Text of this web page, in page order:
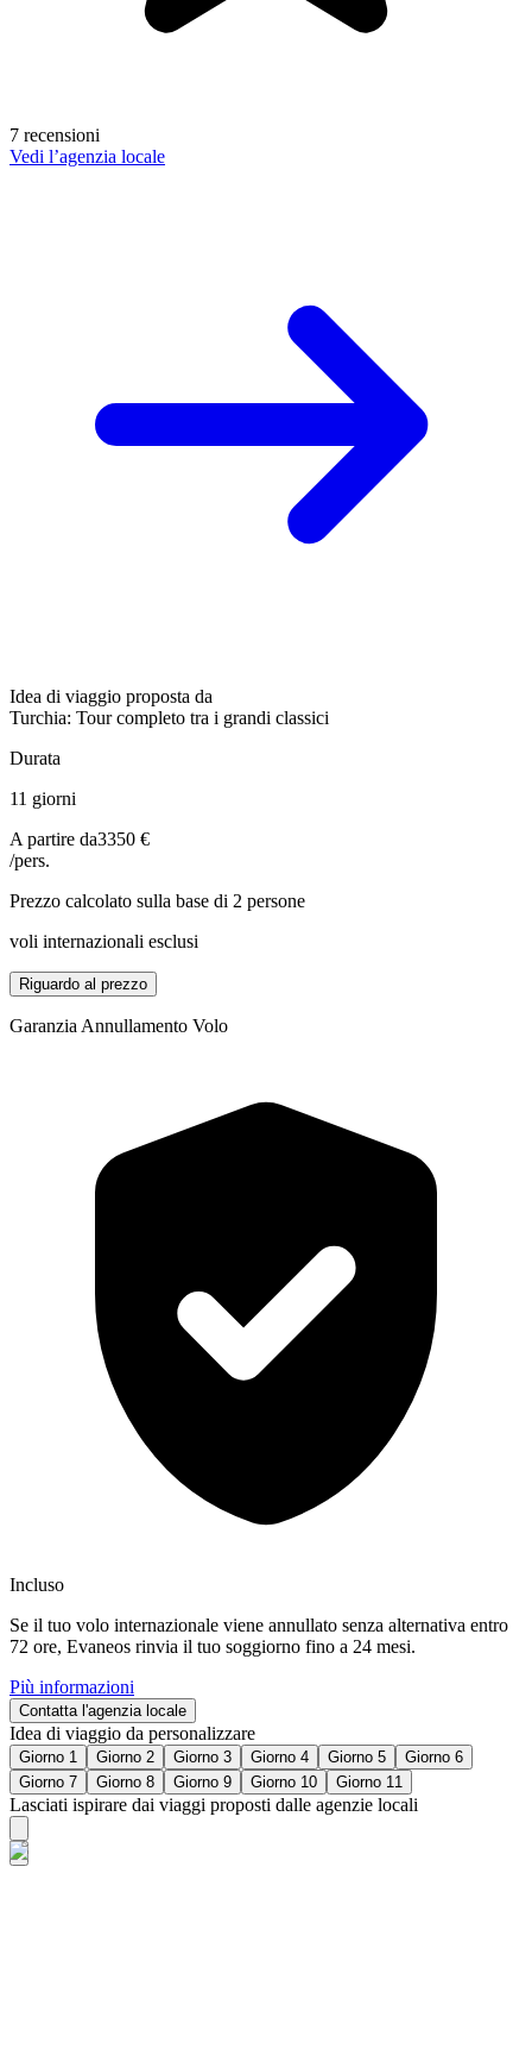
7 recensioni
Vedi l’agenzia locale
Idea di viaggio proposta da
Turchia: Tour completo tra i grandi classici
Durata
11 giorni
A partire da3350 €
/pers.
Prezzo calcolato sulla base di 2 persone
voli internazionali esclusi
Riguardo al prezzo
Garanzia Annullamento Volo
Incluso
Se il tuo volo internazionale viene annullato senza alternativa entro
72 ore, Evaneos rinvia il tuo soggiorno fino a 24 mesi.
Più informazioni
Contatta l'agenzia locale
Idea di viaggio da personalizzare
Giorno 1 Giorno 2 Giorno 3 Giorno 4 Giorno 5
Giorno 6
Giorno 7
Giorno 8 Giorno 9 Giorno 10 Giorno 11
Lasciati ispirare dai viaggi proposti dalle agenzie locali